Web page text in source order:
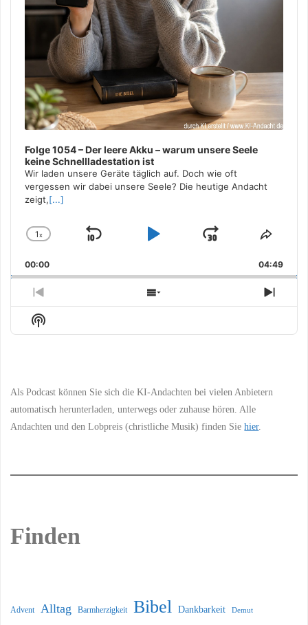
Folge 1054 – Der leere Akku – warum unsere Seele
keine Schnellladestation ist
Wir laden unsere Geräte täglich auf. Doch wie oft
vergessen wir dabei unsere Seele? Die heutige Andacht
zeigt,[...]
Change
Rate
1x
Skip
Play
Jump
Forward
Share
00:00 04:49
Previous
Episode
Show
Next
Show
Podcast
Als Podcast können Sie sich die KI-Andachten bei vielen Anbietern
automatisch herunterladen, unterwegs oder zuhause hören. Alle
Andachten und den Lobpreis (christliche Musik) finden Siehier.
Finden
Advent Alltag Barmherzigkeit Bibel Dankbarkeit Demut